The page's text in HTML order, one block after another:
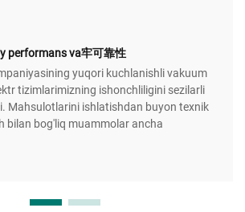
performans va牢可靠性
yuqori kuchlanishli vakuum
tizimlarimizning ishonchliligini sezilarli
Mahsulotlarini ishlatishdan buyon texnik
bilan bog'liq muammolar ancha